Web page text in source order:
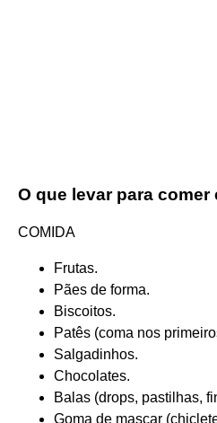
O que levar para comer
COMIDA
Frutas.
Pães de forma.
Biscoitos.
Patês (coma nos
Salgadinhos.
Chocolates.
Balas (drops, pastilhas,
Goma de mascar